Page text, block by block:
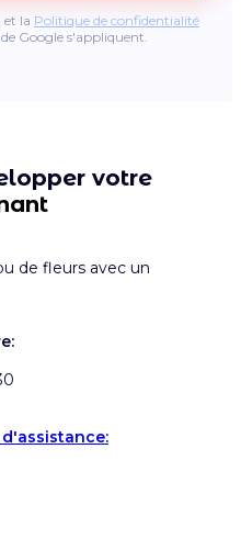
et la Politique de confidentialité
de Google s'appliquent.
votre
de fleurs avec un